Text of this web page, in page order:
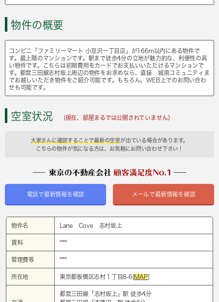
物件の概要
コンビニ「ファミリーマート 小豆沢一丁目店」が166m以内にある物件で
す。最上階のマンションです。駅まで徒歩4分の立地が魅力的な、利便性の高
い物件です。こちらは初期費用をカードでお支払いいただけるマンションで
す。都営三田線志村坂上周辺の物件をお求めなら、直接 城南コミュニティま
でお越しいただき物件をご紹介可能です。もちろん、WEB上でのお問い合わ
せも可能です。
空室状況 (現在、部屋まるでは公開されていません）
大家さんに確認することで最新の空室が出ている場合があります。
こちらの物件が気になる方は、お気軽にお問い合わせ下さい！
電話で最新情報を確認 メールで最新情報を確認
物件名 Lane Cove 志村坂上
賃料 ****
管理費等 ****
所在地 東京都板橋区志村１丁目8-6[MAP]
都営三田線「 志村坂上 」駅 徒歩4分